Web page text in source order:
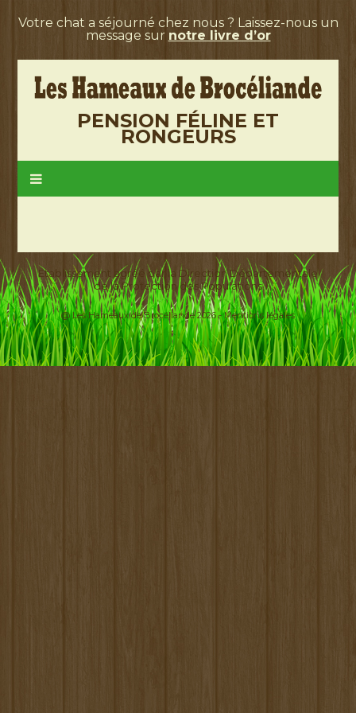
Votre chat a séjourné chez nous ? Laissez-nous un
message sur notre livre d’or
PENSION FÉLINE ET
RONGEURS
Etablissement agréé par la Direction Départementale
de la Protection des Populations
@ Les Hameaux de Brocéliande 2026 -Mentions légales